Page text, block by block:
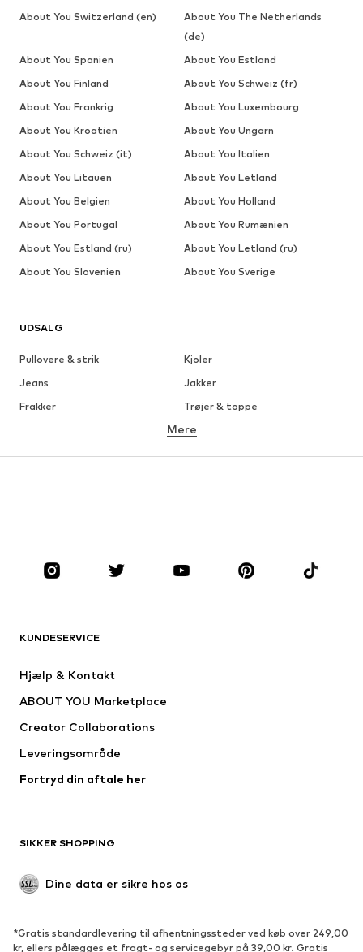
UDSALG
Pullovere & strik
Kjoler
Jeans
Jakker
Frakker
Trøjer & toppe
Undertøj
Tilbehør
Premium
Nyheder
Undertøj
Frakker
Badetøj
Upcycled mode
Nyheder Trending
Mere
KUNDESERVICE
Hjælp & Kontakt
ABOUT YOU Marketplace
Creator Collaborations
Leveringsområde
Fortryd din aftale her
SIKKER SHOPPING
Dine data er sikre hos os
*Gratis standardlevering til afhentningssteder ved køb over 249,00
kr, ellers pålægges et fragt- og servicegebyr på 39,00 kr. Gratis
About You Switzerland (en)
About You The Netherlands
(de)
About You Spanien
About You Estland
About You Finland
About You Schweiz (fr)
About You Frankrig
About You Luxembourg
About You Kroatien
About You Ungarn
About You Schweiz (it)
About You Italien
About You Litauen
About You Letland
About You Belgien
About You Holland
About You Portugal
About You Rumænien
About You Estland (ru)
About You Letland (ru)
About You Slovenien
About You Sverige